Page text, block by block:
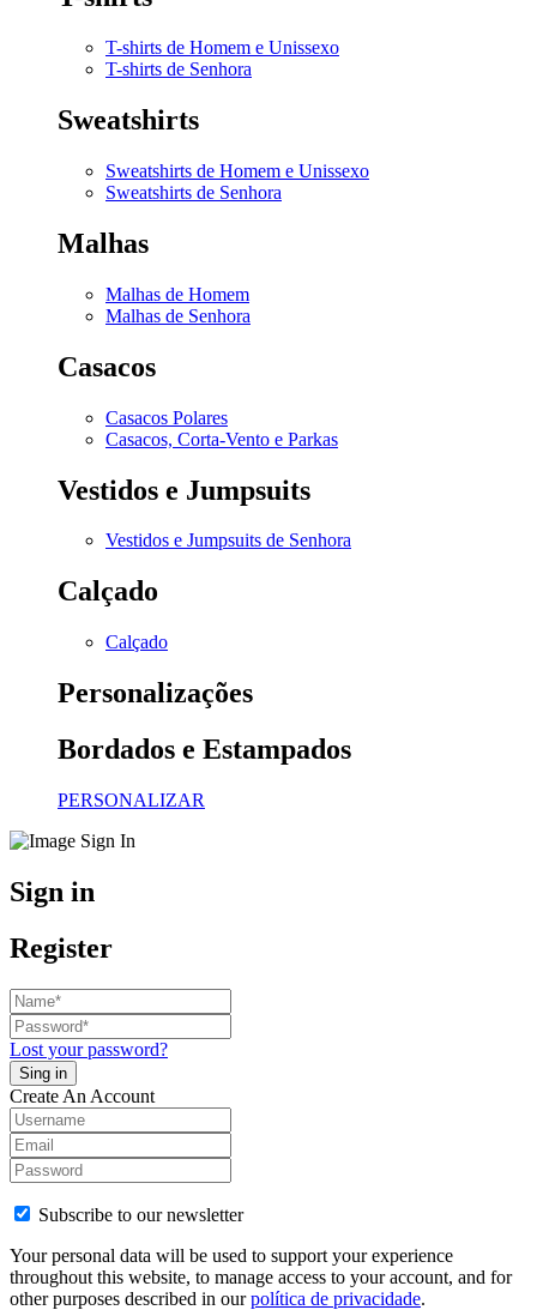
T-shirts de Homem e Unissexo
T-shirts de Senhora
Sweatshirts
Sweatshirts de Homem e Unissexo
Sweatshirts de Senhora
Malhas
Malhas de Homem
Malhas de Senhora
Casacos
Casacos Polares
Casacos, Corta-Vento e Parkas
Vestidos e Jumpsuits
Vestidos e Jumpsuits de Senhora
Calçado
Calçado
Personalizações
Bordados e Estampados
PERSONALIZAR
Sign in
Register
Lost your password?
Create An Account
Subscribe to our newsletter
Your personal data will be used to support your experience
throughout this website, to manage access to your account, and for
other purposes described in ourpolítica de privacidade.